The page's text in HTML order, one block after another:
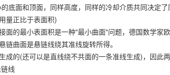
面和顶面，同样高度，同样的冷却介质共同决定
量正比于表面积)
的最小表面积是一种"最小曲面"问题，德国数学家
链曲面是悬链线绕其准线旋转所得。
的(还可以是直线绕不共面的一条准线生成)，因此两
线